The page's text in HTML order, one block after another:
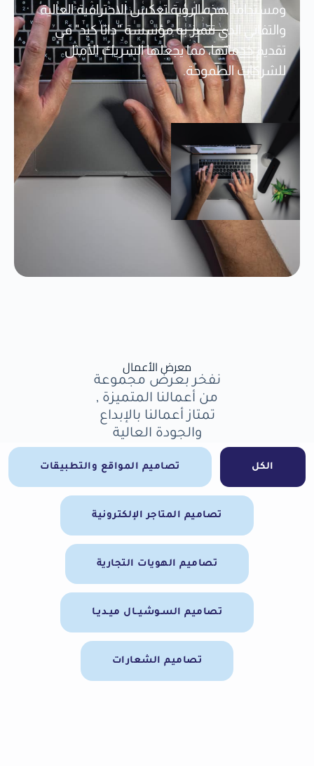
ومستداماً. هذه الرؤية تعكس الاحترافية العالية
والتفاني الذي تتميز به مؤسسة "داتا كيد" في
تقديم خدماتها، مما يجعلها الشريك الأمثل
للشركات الطموحة.
معرض الأعمال
نفخر بعرض مجموعة
من أعمالنا المتميزة ,
تمتاز أعمالنا بالإبداع
والجودة العالية
الكل تصاميم المواقع والتطبيقات
تصاميم المتاجر الإلكترونية
تصاميم الهويات التجارية
تصاميم السـوشيــال ميـديـا
تصاميم الشعارات